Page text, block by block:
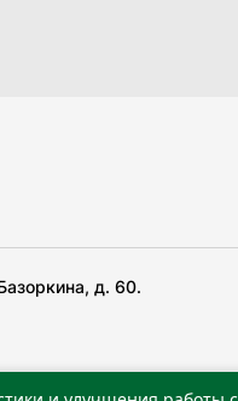
д. 60.